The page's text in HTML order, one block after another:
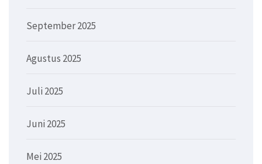
September 2025
Agustus 2025
Juli 2025
Juni 2025
Mei 2025